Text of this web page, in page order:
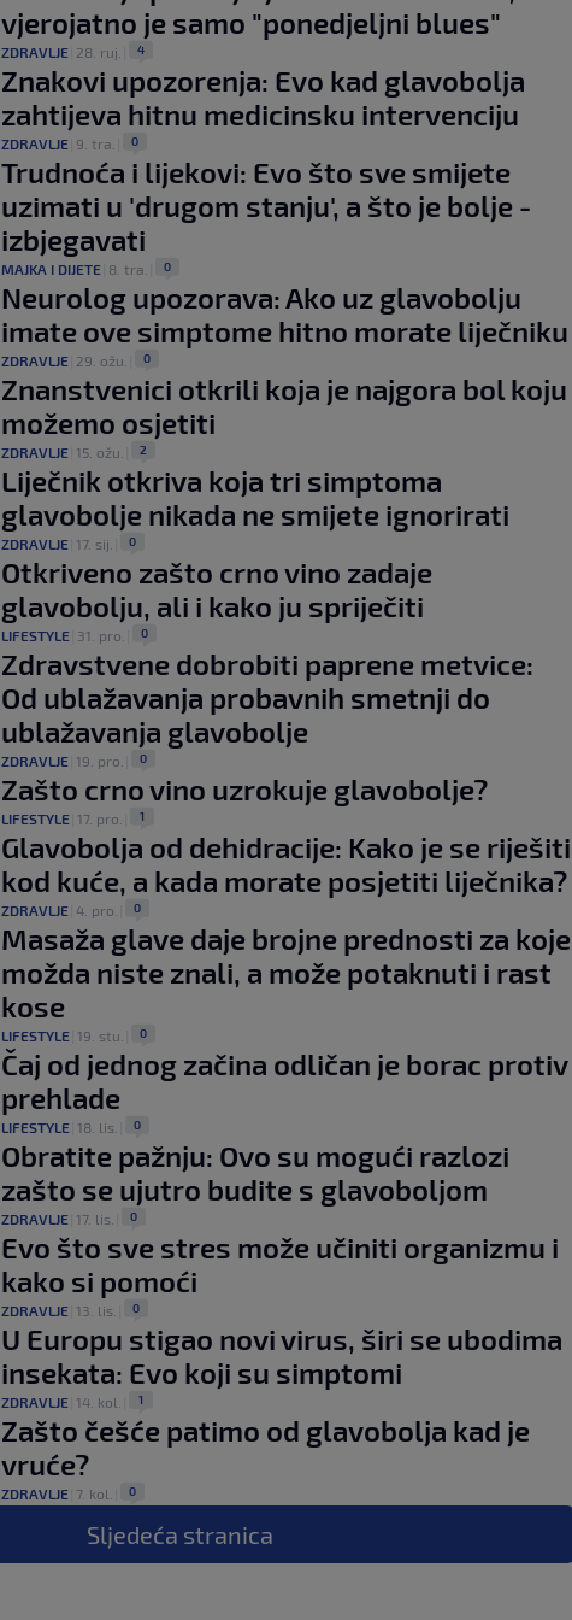
vjerojatno je samo "ponedjeljni blues"
ZDRAVLJE 28. ruj. 4
Znakovi upozorenja: Evo kad glavobolja
zahtijeva hitnu medicinsku intervenciju
ZDRAVLJE 9. tra. 0
Trudnoća i lijekovi: Evo što sve smijete
uzimati u 'drugom stanju', a što je bolje -
izbjegavati
MAJKA I DIJETE 8. tra. 0
Neurolog upozorava: Ako uz glavobolju
imate ove simptome hitno morate liječniku
ZDRAVLJE 29. ožu. 0
Znanstvenici otkrili koja je najgora bol koju
možemo osjetiti
ZDRAVLJE 15. ožu. 2
Liječnik otkriva koja tri simptoma
glavobolje nikada ne smijete ignorirati
ZDRAVLJE 17. sij. 0
Otkriveno zašto crno vino zadaje
glavobolju, ali i kako ju spriječiti
LIFESTYLE 31. pro. 0
Zdravstvene dobrobiti paprene metvice:
Od ublažavanja probavnih smetnji do
ublažavanja glavobolje
ZDRAVLJE 19. pro. 0
Zašto crno vino uzrokuje glavobolje?
LIFESTYLE 17. pro. 1
Glavobolja od dehidracije: Kako je se riješiti
kod kuće, a kada morate posjetiti liječnika?
ZDRAVLJE 4. pro. 0
Masaža glave daje brojne prednosti za koje
možda niste znali, a može potaknuti i rast
kose
LIFESTYLE 19. stu. 0
Čaj od jednog začina odličan je borac protiv
prehlade
LIFESTYLE 18. lis. 0
Obratite pažnju: Ovo su mogući razlozi
zašto se ujutro budite s glavoboljom
ZDRAVLJE 17. lis. 0
Evo što sve stres može učiniti organizmu i
kako si pomoći
ZDRAVLJE 13. lis. 0
U Europu stigao novi virus, širi se ubodima
insekata: Evo koji su simptomi
ZDRAVLJE 14. kol. 1
Zašto češće patimo od glavobolja kad je
vruće?
ZDRAVLJE 7. kol. 0
Sljedeća stranica